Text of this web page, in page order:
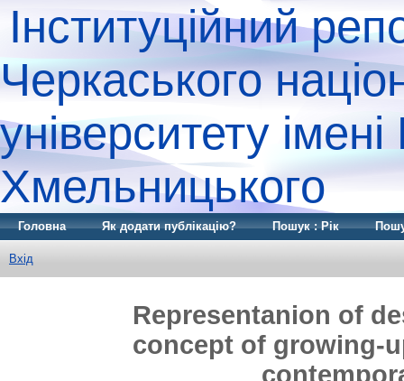
Інституційний
Черкаського
університету
Хмельницького
Головна Як додати публікацію? Пошук : Рік
Вхід
Representanion of
concept of growing-